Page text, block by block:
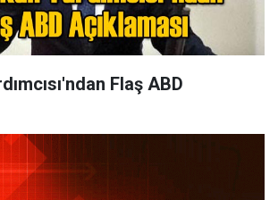
Flaş ABD